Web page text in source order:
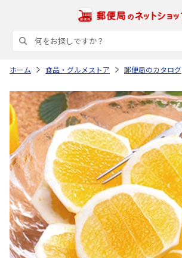
ホーム 食品・グルメストア 郵便局のカタログ